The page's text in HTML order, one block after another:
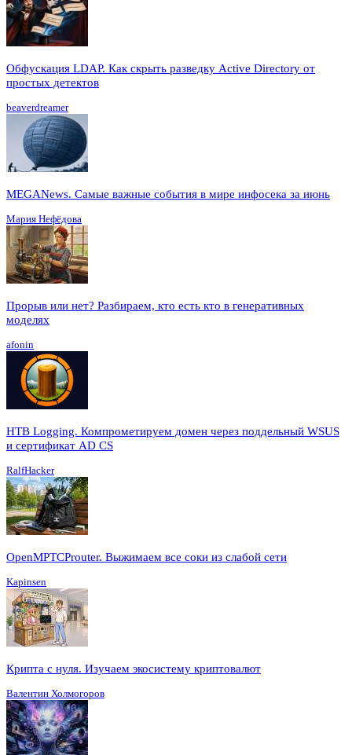
Обфускация LDAP. Как скрыть разведку Active Directory от
простых детектов
beaverdreamer
MEGANews. Cамые важные события в мире инфосека за июнь
Мария Нефёдова
Прорыв или нет? Разбираем, кто есть кто в генеративных
моделях
afonin
HTB Logging. Компрометируем домен через поддельный WSUS
и сертификат AD CS
RalfHacker
OpenMPTCProuter. Выжимаем все соки из слабой сети
Kapinsen
Крипта с нуля. Изучаем экосистему криптовалют
Валентин Холмогоров